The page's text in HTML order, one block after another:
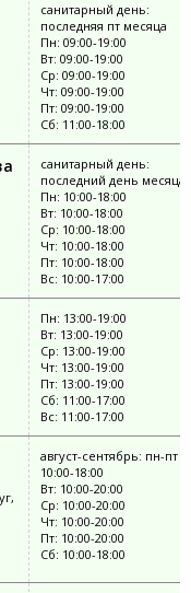
санитарный день:
последняя пт месяца
Пн: 09:00-19:00
Вт: 09:00-19:00
Ср: 09:00-19:00
Чт: 09:00-19:00
Пт: 09:00-19:00
Сб: 11:00-18:00
санитарный день:
последний день месяца
Пн: 10:00-18:00
Вт: 10:00-18:00
Ср: 10:00-18:00
Чт: 10:00-18:00
Пт: 10:00-18:00
Вс: 10:00-17:00
Пн: 13:00-19:00
Вт: 13:00-19:00
Ср: 13:00-19:00
Чт: 13:00-19:00
Пт: 13:00-19:00
Сб: 11:00-17:00
Вс: 11:00-17:00
август-сентябрь: пн-пт
10:00-18:00
Вт: 10:00-20:00
Ср: 10:00-20:00
Чт: 10:00-20:00
Пт: 10:00-20:00
Сб: 10:00-18:00